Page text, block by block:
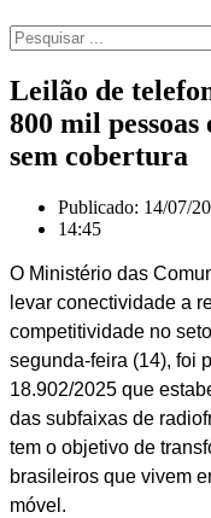
Leilão de
800 mil
sem cobertura
Publicado: 14/07/
14:45
O Ministério das
levar conectividade a
competitividade no
segunda-feira (14), foi
18.902/2025 que
das subfaixas de
tem o objetivo de
brasileiros que vivem
móvel.